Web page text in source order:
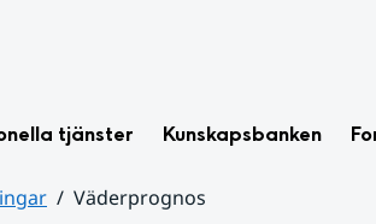
tjänster Kunskapsbanken
Väderprognos